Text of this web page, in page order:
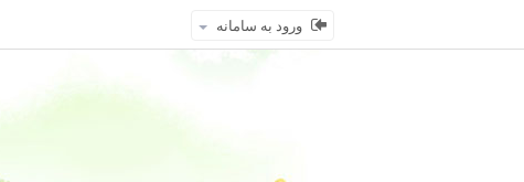
ورود به سامانه